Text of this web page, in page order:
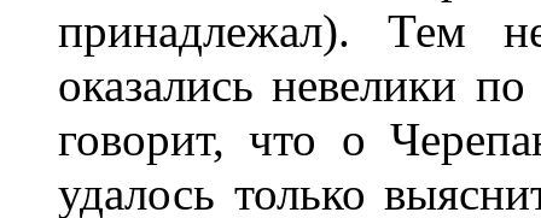
принадлежал). Тем
оказались невелики
говорит, что о
удалось только